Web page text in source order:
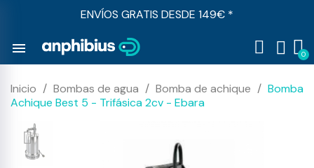
ENVÍOS GRATIS DESDE 149€ *
menu
Inicio Bombas de agua Bomba de achique
Bomba
Achique Best 5 - Trifásica 2cv - Ebara